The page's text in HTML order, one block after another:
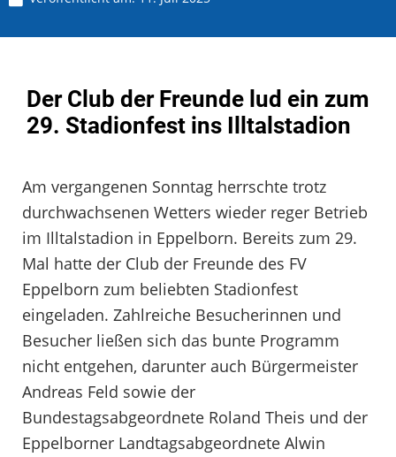
Der Club der Freunde lud ein zum
29. Stadionfest ins Illtalstadion
Am vergangenen Sonntag herrschte trotz
durchwachsenen Wetters wieder reger Betrieb
im Illtalstadion in Eppelborn. Bereits zum 29.
Mal hatte der Club der Freunde des FV
Eppelborn zum beliebten Stadionfest
eingeladen. Zahlreiche Besucherinnen und
Besucher ließen sich das bunte Programm
nicht entgehen, darunter auch Bürgermeister
Andreas Feld sowie der
Bundestagsabgeordnete Roland Theis und der
Eppelborner Landtagsabgeordnete Alwin